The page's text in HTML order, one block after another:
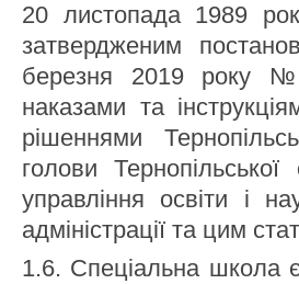
20 листопада 1989
затвердженим
березня 2019 року №
наказами та
рішеннями
голови
управління освіти і
адміністрації та цим
1.6. Спеціальна школа